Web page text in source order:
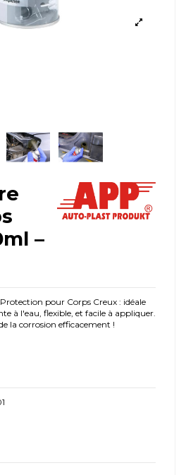
–
pour Corps Creux : idéale
à l'eau, flexible, et facile à appliquer.
la corrosion efficacement !